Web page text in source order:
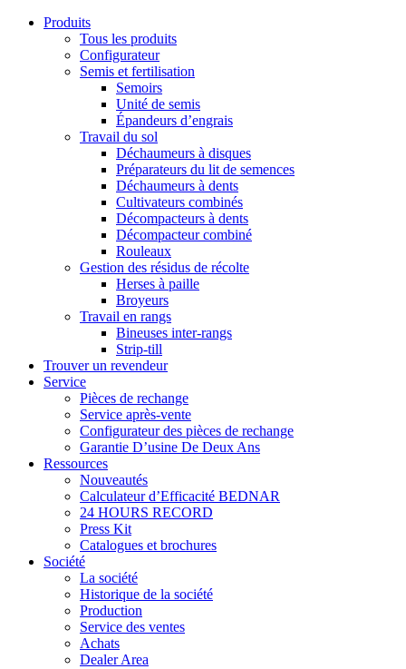
Produits
Tous les produits
Configurateur
Semis et fertilisation
Semoirs
Unité de semis
Épandeurs d’engrais
Travail du sol
Déchaumeurs à disques
Préparateurs du lit de semences
Déchaumeurs à dents
Cultivateurs combinés
Décompacteurs à dents
Décompacteur combiné
Rouleaux
Gestion des résidus de récolte
Herses à paille
Broyeurs
Travail en rangs
Bineuses inter-rangs
Strip-till
Trouver un revendeur
Service
Pièces de rechange
Service après-vente
Configurateur des pièces de rechange
Garantie D’usine De Deux Ans
Ressources
Nouveautés
Calculateur d’Efficacité BEDNAR
24 HOURS RECORD
Press Kit
Catalogues et brochures
Société
La société
Historique de la société
Production
Service des ventes
Achats
Dealer Area